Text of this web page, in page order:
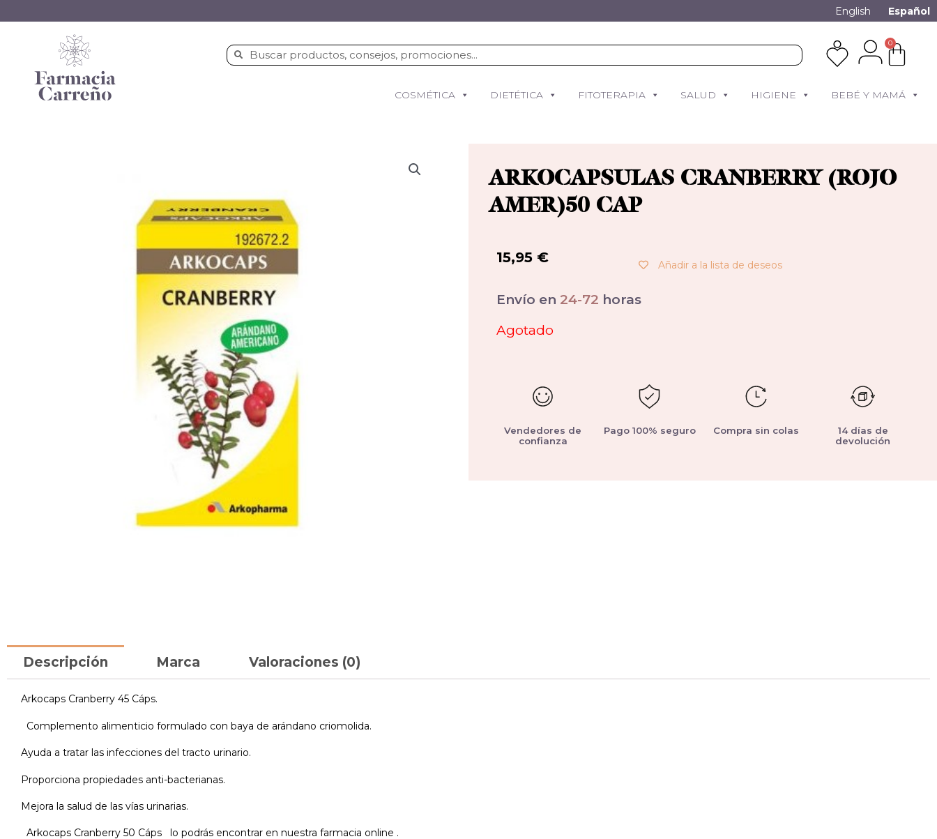
English Español
0
COSMÉTICA DIETÉTICA FITOTERAPIA SALUD HIGIENE BEBÉ Y MAMÁ
ARKOCAPSULAS CRANBERRY (ROJO
AMER)50 CAP
15,95 € Añadir a la lista de deseos
Envío en 24-72 horas
Agotado
Vendedores de
confianza
Pago 100% seguro Compra sin colas
14 días de
devolución
Descripción Marca Valoraciones (0)
Arkocaps Cranberry 45 Cáps.
Complemento alimenticio formulado con baya de arándano criomolida.
Ayuda a tratar las infecciones del tracto urinario.
Proporciona propiedades anti-bacterianas.
Mejora la salud de las vías urinarias.
Arkocaps Cranberry 50 Cáps lo podrás encontrar en nuestra farmacia online .